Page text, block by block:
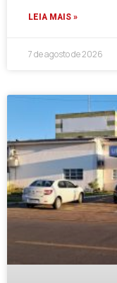
LEIA MAIS »
7 de agosto de 2026